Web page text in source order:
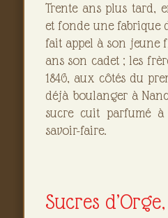
Trente ans plus tard,
et fonde une fabrique
fait appel à son jeune
ans son cadet ; les
1846, aux côtés du
déjà boulanger à
sucre cuit parfumé
savoir-faire.
Sucres